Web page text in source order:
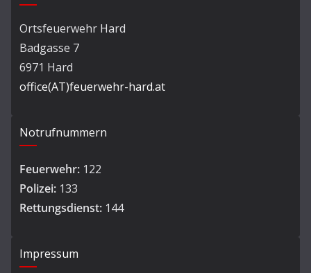
Ortsfeuerwehr Hard
Badgasse 7
6971 Hard
office(AT)feuerwehr-hard.at
Notrufnummern
Feuerwehr: 122
Polizei: 133
Rettungsdienst: 144
Impressum